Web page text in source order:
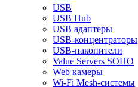
USB
USB Hub
USB адаптеры
USB-концентраторы
USB-накопители
Value Servers SOHO
Web камеры
Wi-Fi Mesh-системы